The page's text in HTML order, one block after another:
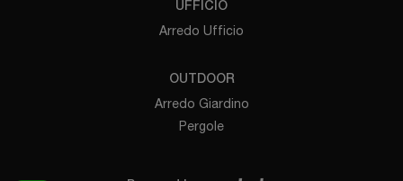
UFFICIO
Arredo Ufficio
OUTDOOR
Arredo Giardino
Pergole